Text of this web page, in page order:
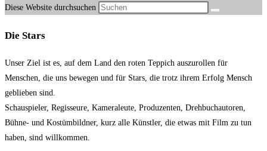
Diese Website durchsuchen
Die Stars
Unser Ziel ist es, auf dem Land den roten Teppich auszurollen für
Menschen, die uns bewegen und für Stars, die trotz ihrem Erfolg Mensch
geblieben sind.
Schauspieler, Regisseure, Kameraleute, Produzenten, Drehbuchautoren,
Bühne- und Kostümbildner, kurz alle Künstler, die etwas mit Film zu tun
haben, sind willkommen.